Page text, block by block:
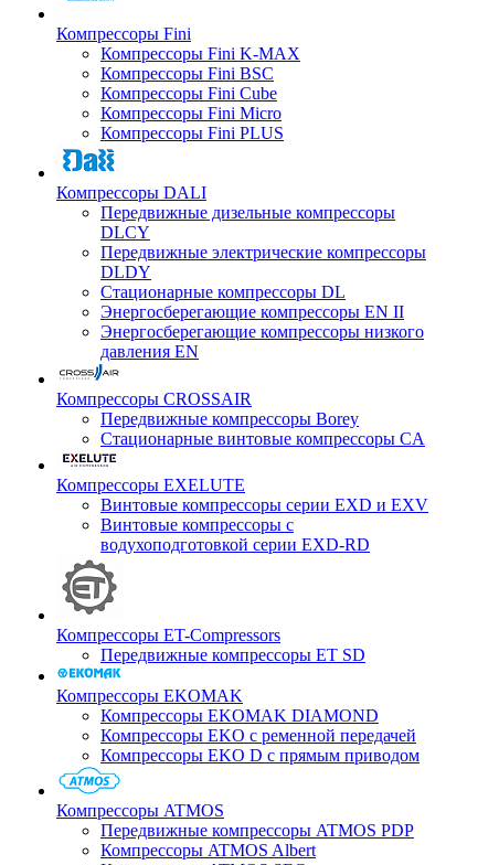
Компрессоры Fini
Компрессоры Fini K-MAX
Компрессоры Fini BSC
Компрессоры Fini Cube
Компрессоры Fini Micro
Компрессоры Fini PLUS
Компрессоры DALI
Передвижные дизельные компрессоры
DLCY
Передвижные электрические компрессоры
DLDY
Стационарные компрессоры DL
Энергосберегающие компрессоры EN II
Энергосберегающие компрессоры низкого
давления EN
Компрессоры CROSSAIR
Передвижные компрессоры Borey
Стационарные винтовые компрессоры CA
Компрессоры EXELUTE
Винтовые компрессоры серии EXD и EXV
Винтовые компрессоры с
водухоподготовкой серии EXD-RD
Компрессоры ET-Compressors
Передвижные компрессоры ET SD
Компрессоры EKOMAK
Компрессоры EKOMAK DIAMOND
Компрессоры EKO c ременной передачей
Компрессоры EKO D с прямым приводом
Компрессоры ATMOS
Передвижные компрессоры ATMOS PDP
Компрессоры ATMOS Albert